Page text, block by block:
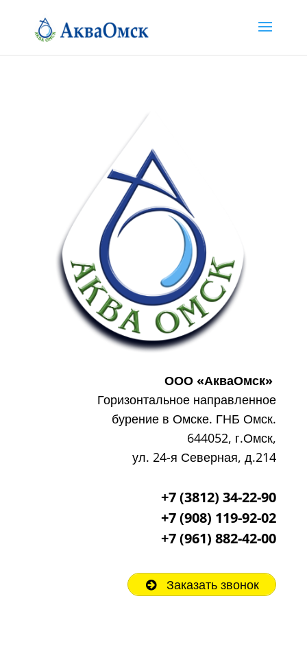
ООО «АкваОмск»
Горизонтальное направленное
бурение в Омске. ГНБ Омск.
644052, г.Омск,
ул. 24-я Северная, д.214
+7 (3812) 34-22-90
+7 (908) 119-92-02
+7(961) 882-42-00
Заказать звонок